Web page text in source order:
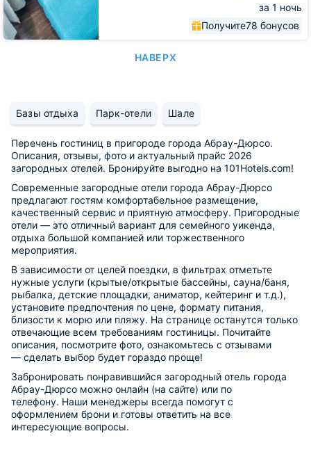
за 1 ночь
Получите78 бонусов
НАВЕРХ
Базы отдыха Парк-отели Шале
Перечень гостиниц в пригороде города Абрау-Дюрсо.
Описания, отзывы, фото и актуальный прайс 2026
загородных отелей. Бронируйте выгодно на 101Hotels.com!
Современные загородные отели города Абрау-Дюрсо
предлагают гостям комфортабельное размещение,
качественный сервис и приятную атмосферу. Пригородные
отели — это отличный вариант для семейного уикенда,
отдыха большой компанией или торжественного
мероприятия.
В зависимости от целей поездки, в фильтрах отметьте
нужные услуги (крытые/открытые бассейны, сауна/баня,
рыбалка, детские площадки, аниматор, кейтеринг и т.д.),
установите предпочтения по цене, формату питания,
близости к морю или пляжу. На странице останутся только
отвечающие всем требованиям гостиницы. Почитайте
описания, посмотрите фото, ознакомьтесь с отзывами
— сделать выбор будет гораздо проще!
Забронировать понравившийся загородный отель города
Абрау-Дюрсо можно онлайн (на сайте) или по
телефону. Наши менеджеры всегда помогут с
оформлением брони и готовы ответить на все
интересующие вопросы.